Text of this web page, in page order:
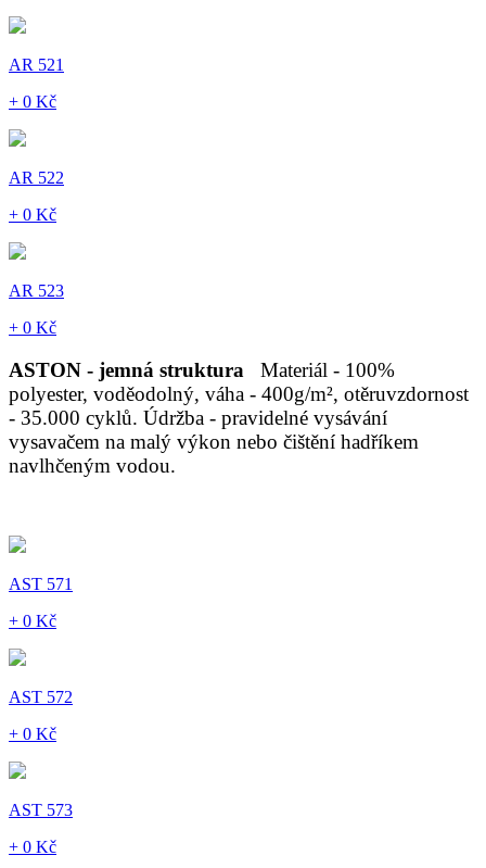
AR 521
+ 0 Kč
AR 522
+ 0 Kč
AR 523
+ 0 Kč
ASTON - jemná struktura
Materiál - 100%
polyester, voděodolný, váha - 400g/m², otěruvzdornost
- 35.000 cyklů. Údržba - pravidelné vysávání
vysavačem na malý výkon nebo čištění hadříkem
navlhčeným vodou.
AST 571
+ 0 Kč
AST 572
+ 0 Kč
AST 573
+ 0 Kč